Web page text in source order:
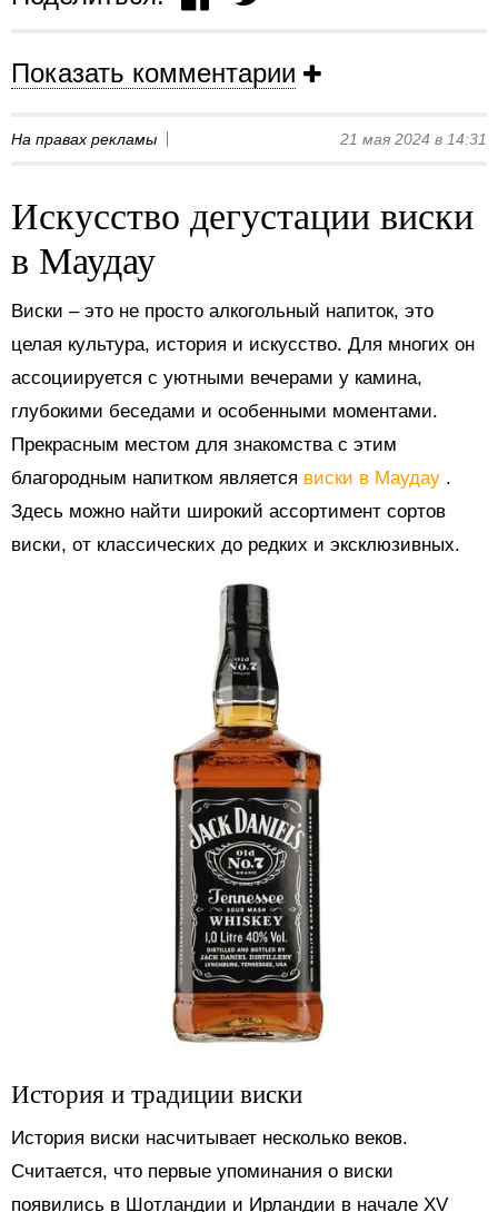
Показать комментарии
На правах рекламы 21 мая 2024 в 14:31
Искусство дегустации виски
в Маудау
Виски – это не просто алкогольный напиток, это
целая культура, история и искусство. Для многих он
ассоциируется с уютными вечерами у камина,
глубокими беседами и особенными моментами.
Прекрасным местом для знакомства с этим
благородным напитком является виски в Маудау .
Здесь можно найти широкий ассортимент сортов
виски, от классических до редких и эксклюзивных.
История и традиции виски
История виски насчитывает несколько веков.
Считается, что первые упоминания о виски
появились в Шотландии и Ирландии в начале XV